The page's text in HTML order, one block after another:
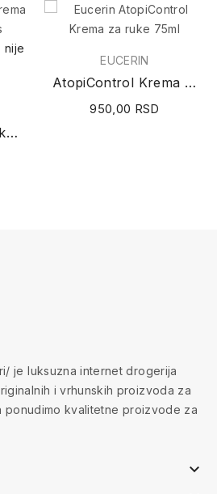
nije
Redupetin pigment krema 20g
EUCERIN
AtopiControl Krema za ruke 75ml
950,00 RSD
je luksuzna internet drogerija
i vrhunskih proizvoda za
ponudimo kvalitetne proizvode za
keyboard_arrow_down